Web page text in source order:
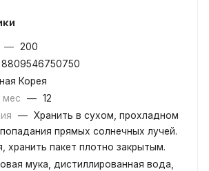
— 200
8809546750750
Корея
мес
— 12
— Хранить в сухом, прохладном
прямых солнечных лучей.
хранить пакет плотно закрытым.
мука, дистиллированная вода,